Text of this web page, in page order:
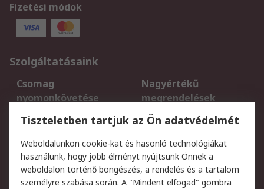
Fizetési módok
Szolgáltatásaink
Csomag
nyomonkövetése
Nagyértékű
megrendelések
Regisztráció
Szállítás
Termékvisszaküldés
Szolgáltatások
Jogi
Tiszteletben tartjuk az Ön adatvédelmét
Weboldalunkon cookie-kat és hasonló technológiákat
használunk, hogy jobb élményt nyújtsunk Önnek a
weboldalon történő böngészés, a rendelés és a tartalom
személyre szabása során. A "Mindent elfogad" gombra